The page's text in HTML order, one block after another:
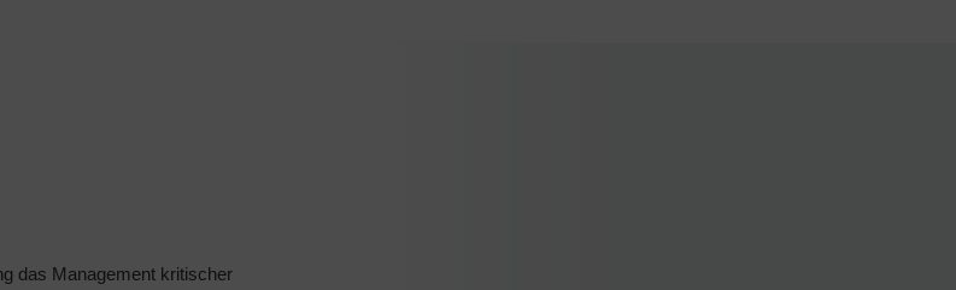
das Management kritischer